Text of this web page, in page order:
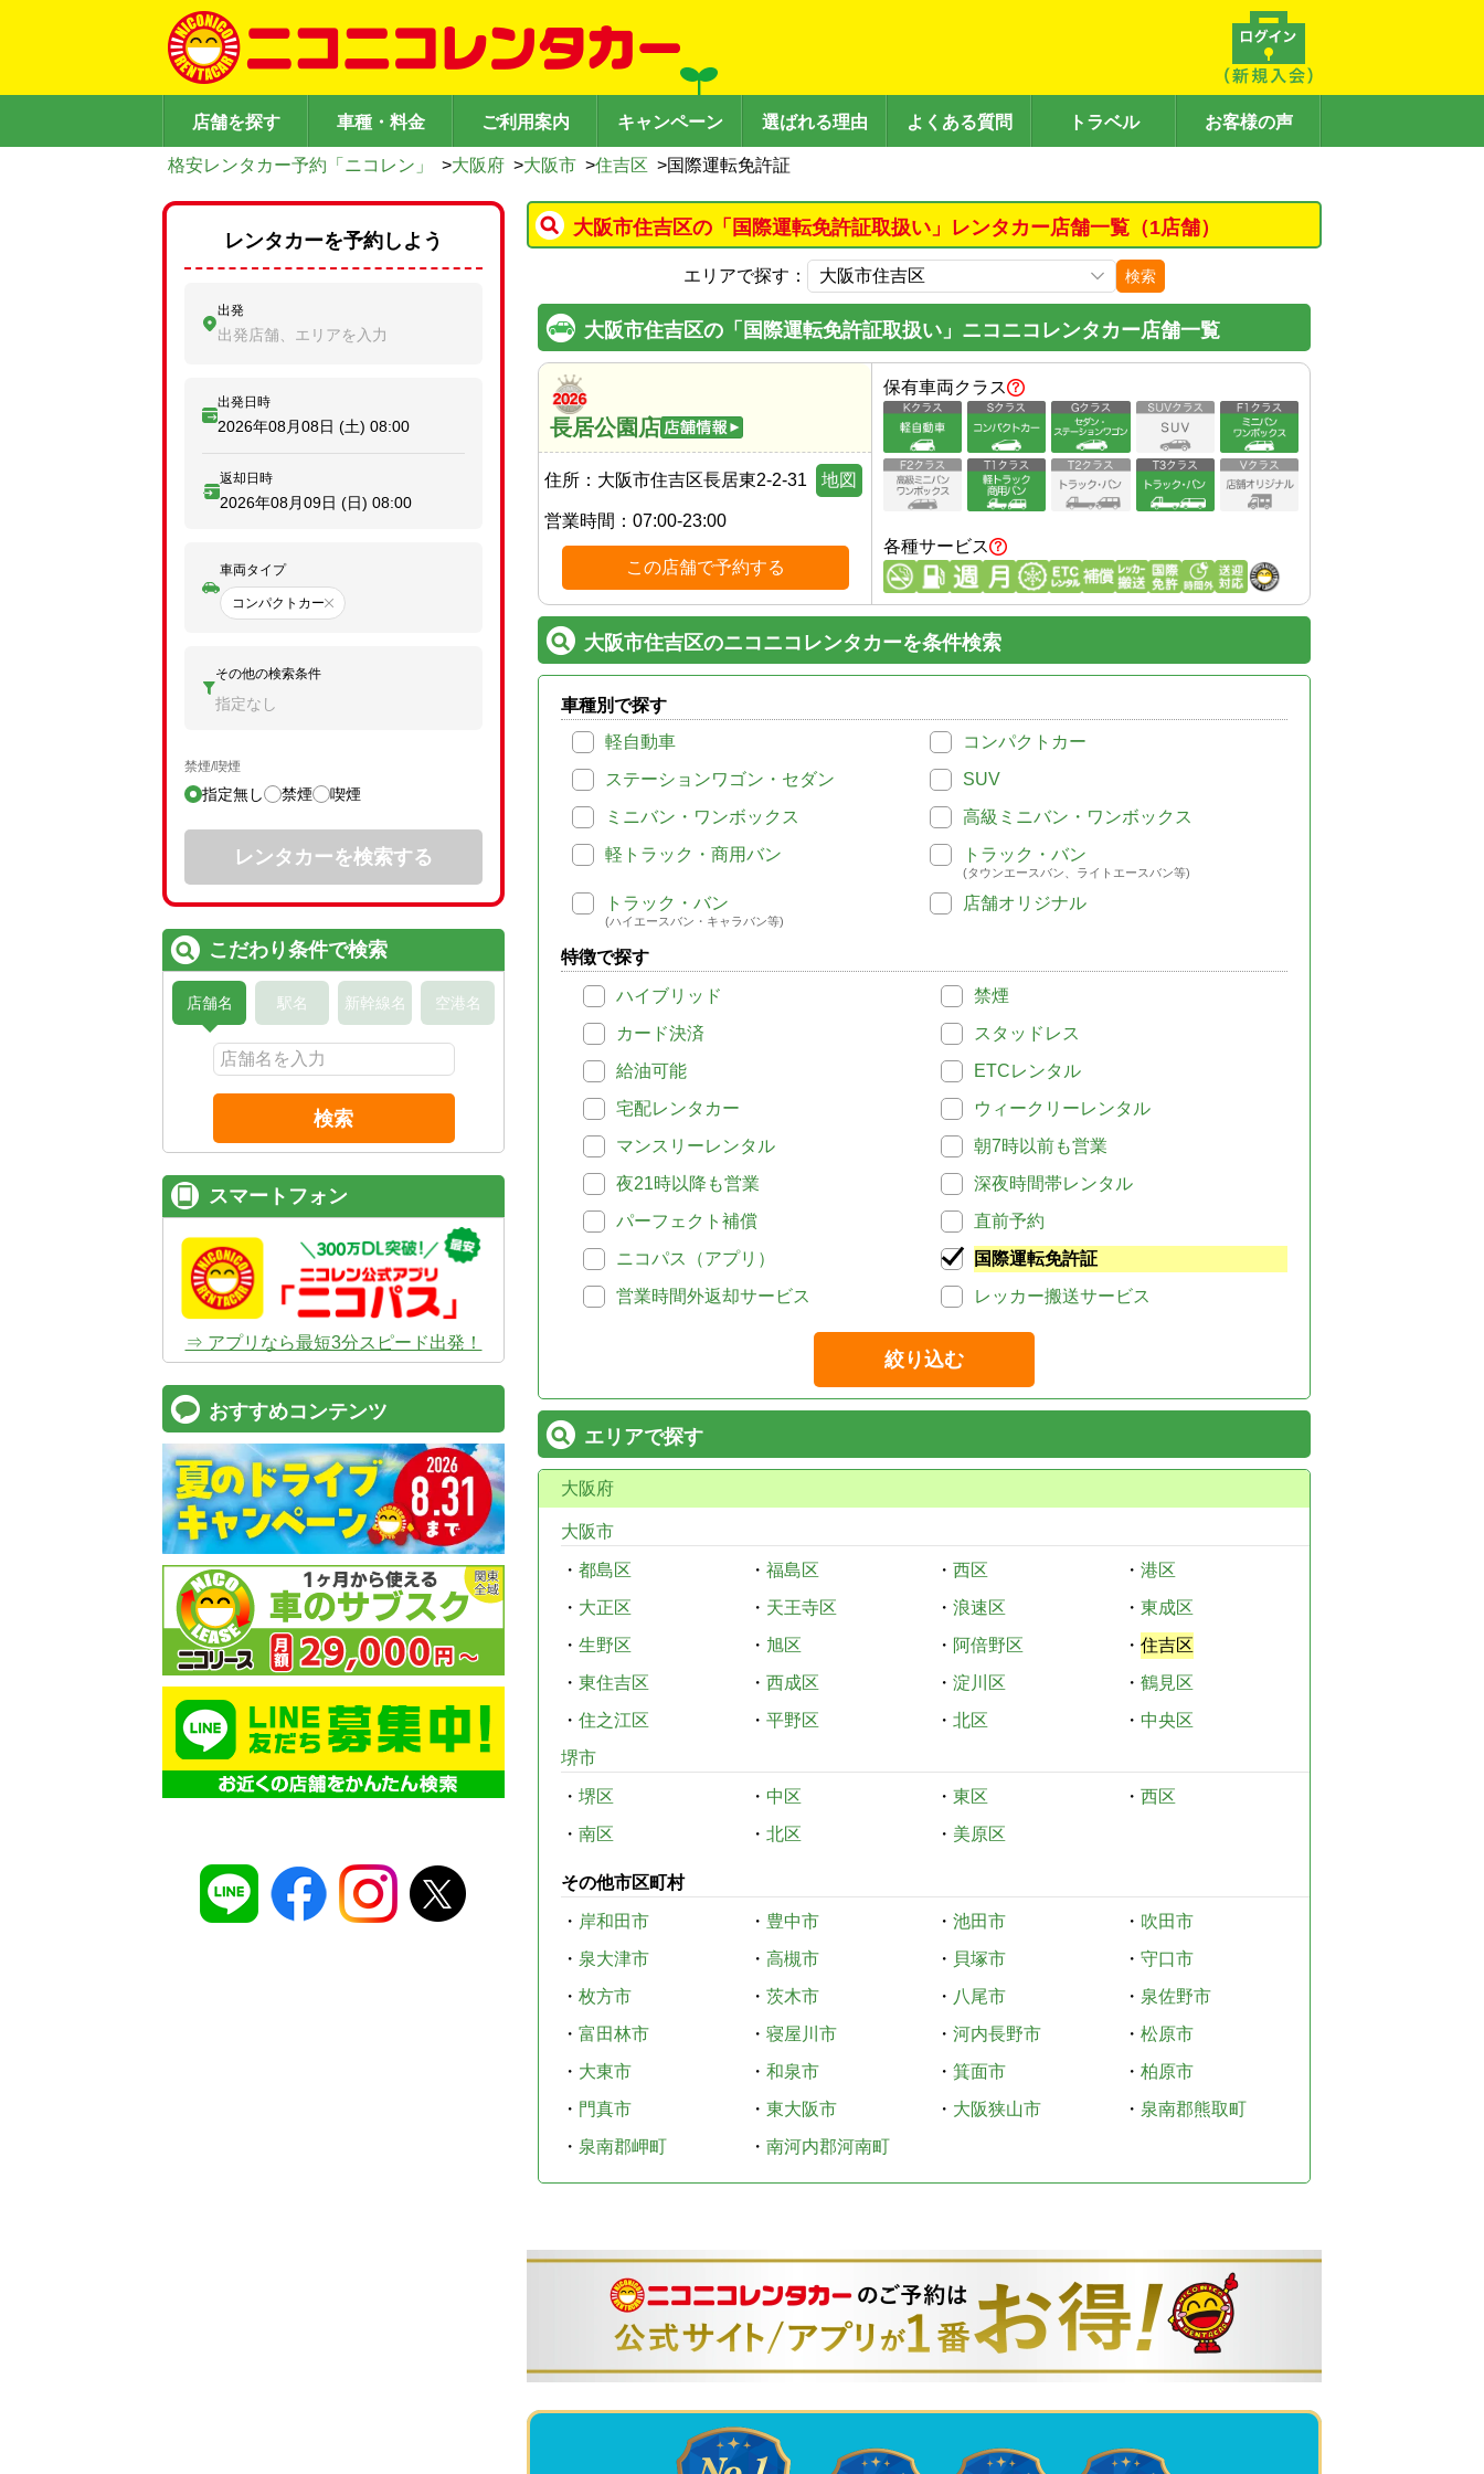
店舗を探す 車種・料金 ご利用案内 キャンペーン 選ばれる理由 よくある質問 トラベル お客様の声
格安レンタカー予約「ニコレン」 >大阪府 >大阪市 >住吉区 >国際運転免許証
大阪市住吉区の「国際運転免許証取扱い」レンタカー店舗一覧（1店舗）
エリアで探す： 検索
大阪市住吉区の「国際運転免許証取扱い」ニコニコレンタカー店舗一覧
長居公園店
住所： 大阪市住吉区長居東2-2-31 地図
営業時間： 07:00-23:00
この店舗で予約する
保有車両クラス
各種サービス
大阪市住吉区のニコニコレンタカーを条件検索
車種別で探す
軽自動車
コンパクトカー
ステーションワゴン・セダン
SUV
ミニバン・ワンボックス
高級ミニバン・ワンボックス
軽トラック・商用バン
トラック・バン
(タウンエースバン、ライトエースバン等)
トラック・バン
(ハイエースバン・キャラバン等)
店舗オリジナル
特徴で探す
ハイブリッド
禁煙
カード決済
スタッドレス
給油可能
ETCレンタル
宅配レンタカー
ウィークリーレンタル
マンスリーレンタル
朝7時以前も営業
夜21時以降も営業
深夜時間帯レンタル
パーフェクト補償
直前予約
ニコパス（アプリ）
国際運転免許証
営業時間外返却サービス
レッカー搬送サービス
絞り込む
エリアで探す
大阪府
大阪市
・ 都島区 ・ 福島区 ・ 西区 ・ 港区
・ 大正区 ・ 天王寺区 ・ 浪速区 ・ 東成区
・ 生野区 ・ 旭区 ・ 阿倍野区 ・ 住吉区
・ 東住吉区 ・ 西成区 ・ 淀川区 ・ 鶴見区
・ 住之江区 ・ 平野区 ・ 北区 ・ 中央区
堺市
・ 堺区 ・ 中区 ・ 東区 ・ 西区
・ 南区 ・ 北区 ・ 美原区
その他市区町村
・ 岸和田市 ・ 豊中市 ・ 池田市 ・ 吹田市
・ 泉大津市 ・ 高槻市 ・ 貝塚市 ・ 守口市
・ 枚方市 ・ 茨木市 ・ 八尾市 ・ 泉佐野市
・ 富田林市 ・ 寝屋川市 ・ 河内長野市 ・ 松原市
・ 大東市 ・ 和泉市 ・ 箕面市 ・ 柏原市
・ 門真市 ・ 東大阪市 ・ 大阪狭山市 ・ 泉南郡熊取町
・ 泉南郡岬町 ・ 南河内郡河南町
レンタカーを予約しよう
出発
出発店舗、エリアを入力
出発日時
2026年08月08日 (土) 08:00
返却日時
2026年08月09日 (日) 08:00
車両タイプ
コンパクトカー
その他の検索条件
指定なし
禁煙/喫煙
指定無し 禁煙 喫煙
レンタカーを検索する
こだわり条件で検索
店舗名 駅名 新幹線名 空港名
検索
スマートフォン
⇒ アプリなら最短3分スピード出発！
おすすめコンテンツ